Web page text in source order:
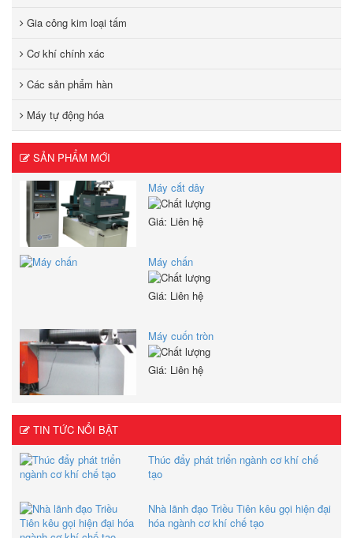
Gia công kim loại tấm
Cơ khí chính xác
Các sản phẩm hàn
Máy tự động hóa
SẢN PHẨM MỚI
Máy cắt dây
Giá: Liên hệ
Máy chấn
Giá: Liên hệ
Máy cuốn tròn
Giá: Liên hệ
TIN TỨC NỔI BẬT
Thúc đẩy phát triển ngành cơ khí chế
tạo
Nhà lãnh đạo Triều Tiên kêu gọi hiện đại
hóa ngành cơ khí chế tạo